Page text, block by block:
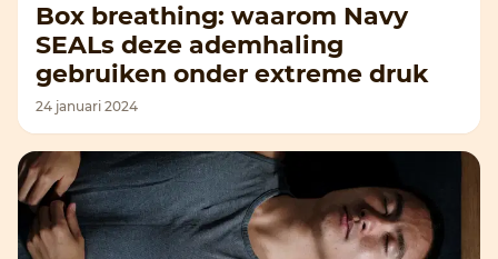
Box breathing: waarom Navy
SEALs deze ademhaling
gebruiken onder extreme druk
24 januari 2024